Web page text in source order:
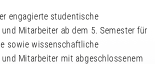
engagierte studentische
Mitarbeiter ab dem 5. Semester für
sowie wissenschaftliche
Mitarbeiter mit abgeschlossenem